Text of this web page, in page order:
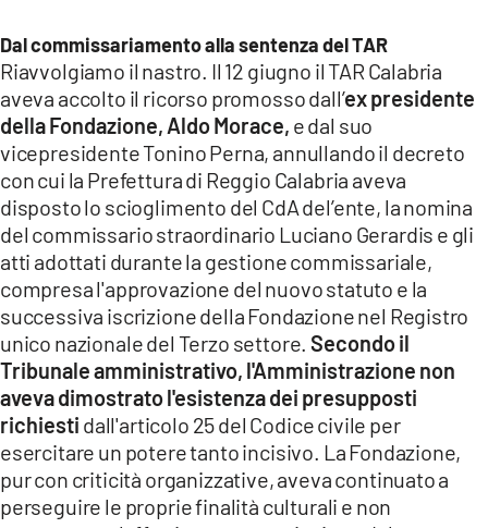
Dal commissariamento alla sentenza del TAR
Riavvolgiamo il nastro. Il 12 giugno il TAR Calabria
aveva accolto il ricorso promosso dall’ex presidente
della Fondazione, Aldo Morace, e dal suo
vicepresidente Tonino Perna, annullando il decreto
con cui la Prefettura di Reggio Calabria aveva
disposto lo scioglimento del CdA del’ente, la nomina
del commissario straordinario Luciano Gerardis e gli
atti adottati durante la gestione commissariale,
compresa l'approvazione del nuovo statuto e la
successiva iscrizione della Fondazione nel Registro
unico nazionale del Terzo settore.Secondo il
Tribunale amministrativo, l'Amministrazione non
aveva dimostrato l'esistenza dei presupposti
richiesti dall'articolo 25 del Codice civile per
esercitare un potere tanto incisivo. La Fondazione,
pur con criticità organizzative, aveva continuato a
perseguire le proprie finalità culturali e non